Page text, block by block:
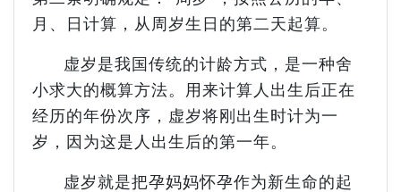
月、日计算，从周岁生日的第二天起算。
虚岁是我国传统的计龄方式，是一种舍
小求大的概算方法。用来计算人出生后正在
经历的年份次序，虚岁将刚出生时计为一
岁，因为这是人出生后的第一年。
虚岁就是把孕妈妈怀孕作为新生命的起